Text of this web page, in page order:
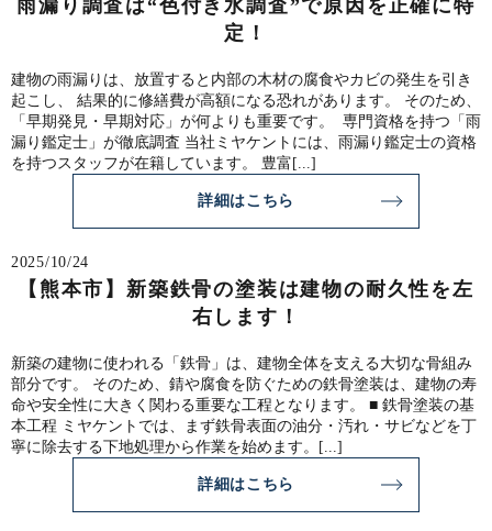
雨漏り調査は“色付き水調査”で原因を正確に特
定！
建物の雨漏りは、放置すると内部の木材の腐食やカビの発生を引き
起こし、 結果的に修繕費が高額になる恐れがあります。 そのため、
「早期発見・早期対応」が何よりも重要です。 専門資格を持つ「雨
漏り鑑定士」が徹底調査 当社ミヤケントには、雨漏り鑑定士の資格
を持つスタッフが在籍しています。 豊富[...]
詳細はこちら
2025/10/24
【熊本市】新築鉄骨の塗装は建物の耐久性を左
右します！
新築の建物に使われる「鉄骨」は、建物全体を支える大切な骨組み
部分です。 そのため、錆や腐食を防ぐための鉄骨塗装は、建物の寿
命や安全性に大きく関わる重要な工程となります。 ■ 鉄骨塗装の基
本工程 ミヤケントでは、まず鉄骨表面の油分・汚れ・サビなどを丁
寧に除去する下地処理から作業を始めます。[...]
詳細はこちら